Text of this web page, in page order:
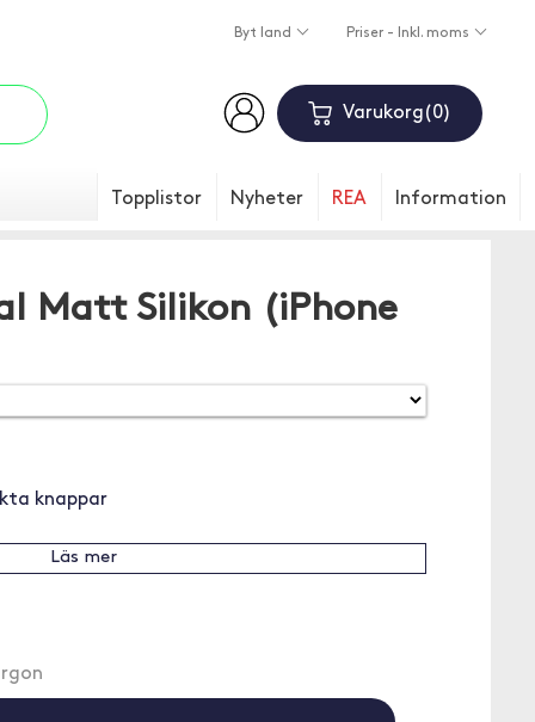
Byt land Priser - Inkl. moms
Varukorg 0
Topplistor Nyheter REA Information
Matt Silikon (iPhone
knappar
Läs mer